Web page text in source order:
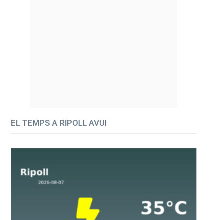
EL TEMPS A RIPOLL AVUI